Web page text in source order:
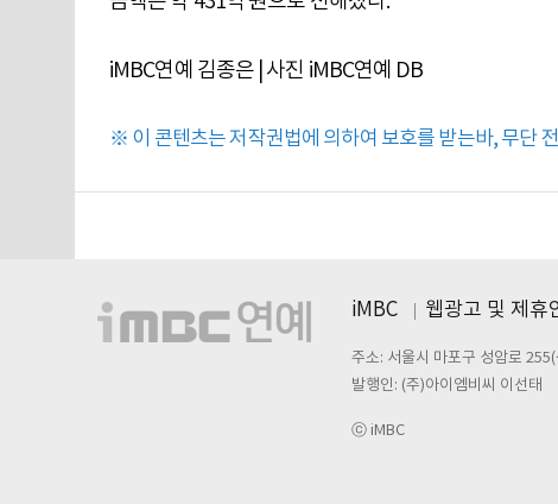
iMBC연예 김종은 | 사진 iMBC연예 DB
※ 이 콘텐츠는 저작권법에 의하여 보호를 받는바, 무단
iMBC 웹광고 및 제휴
주소: 서울시 마포구 성암로
발행인: (주)아이엠비씨 이선태
ⓒ iMBC